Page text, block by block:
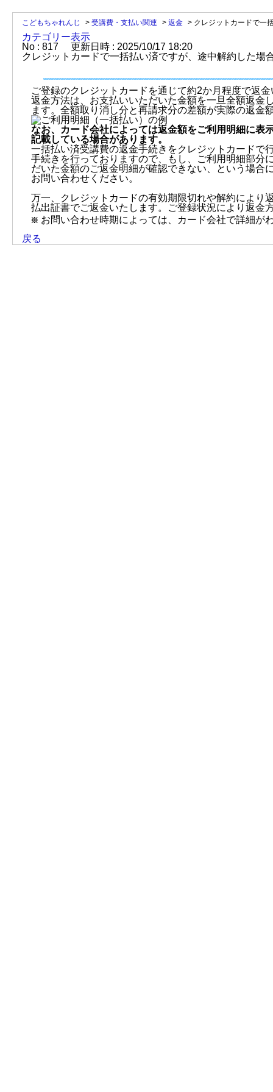
こどもちゃれんじ > 受講費・支払い関連 > 返金 > クレジットカードで一
カテゴリー表示
No : 817
更新日時 : 2025/10/17 18:20
クレジットカードで一括払い済ですが、途中解約した場
ご登録のクレジットカードを通じて約2か月程度で返
返金方法は、お支払いいただいた金額を一旦全額返金
ます。全額取り消し分と再請求分の差額が実際の返金
なお、カード会社によっては返金額をご利用明細に表
記載している場合があります。
一括払い済受講費の返金手続きをクレジットカードで
手続きを行っておりますので、もし、ご利用明細部分
だいた金額のご返金明細が確認できない、という場合
お問い合わせください。
万一、クレジットカードの有効期限切れや解約により
払出証書でご返金いたします。ご登録状況により返金
お問い合わせ時期によっては、カード会社で詳細が
戻る